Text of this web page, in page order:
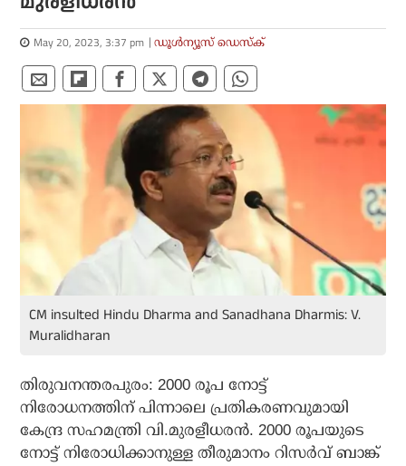
May 20, 2023, 3:37 pm ഡൂള്‍ന്യൂസ് ഡെസ്‌ക്
CM insulted Hindu Dharma and Sanadhana Dharmis: V.
Muralidharan
തിരുവനന്തരപുരം: 2000 രൂപ നോട്ട്
നിരോധനത്തിന് പിന്നാലെ പ്രതികരണവുമായി
കേന്ദ്ര സഹമന്ത്രി വി.മുരളീധരന്‍. 2000 രൂപയുടെ
നോട്ട് നിരോധിക്കാനുള്ള തീരുമാനം റിസര്‍വ് ബാങ്ക്